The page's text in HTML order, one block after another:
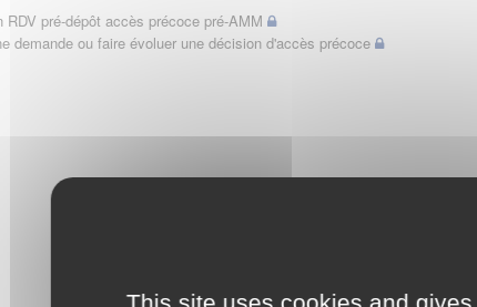
This site uses cookies and
RDV pré-dépôt accès précoce pré-AMM
demande ou faire évoluer une décision d'accès précoce